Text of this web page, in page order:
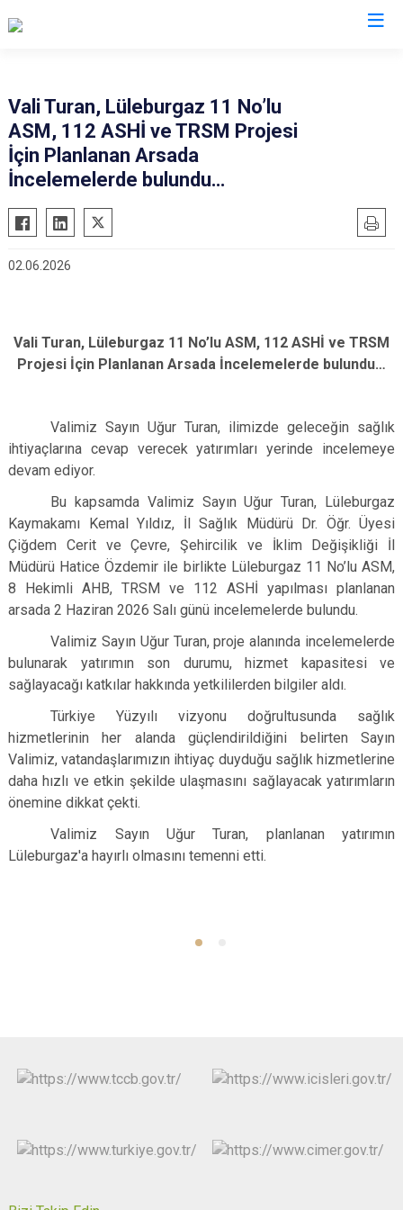
Vali Turan, Lüleburgaz 11 No’lu
ASM, 112 ASHİ ve TRSM Projesi
İçin Planlanan Arsada
İncelemelerde bulundu…
02.06.2026
Vali Turan, Lüleburgaz 11 No’lu ASM, 112 ASHİ ve TRSM
Projesi İçin Planlanan Arsada İncelemelerde bulundu…
Valimiz Sayın Uğur Turan, ilimizde geleceğin sağlık
ihtiyaçlarına cevap verecek yatırımları yerinde incelemeye
devam ediyor.
Bu kapsamda Valimiz Sayın Uğur Turan, Lüleburgaz
Kaymakamı Kemal Yıldız, İl Sağlık Müdürü Dr. Öğr. Üyesi
Çiğdem Cerit ve Çevre, Şehircilik ve İklim Değişikliği İl
Müdürü Hatice Özdemir ile birlikte Lüleburgaz 11 No’lu ASM,
8 Hekimli AHB, TRSM ve 112 ASHİ yapılması planlanan
arsada 2 Haziran 2026 Salı günü incelemelerde bulundu.
Valimiz Sayın Uğur Turan, proje alanında incelemelerde
bulunarak yatırımın son durumu, hizmet kapasitesi ve
sağlayacağı katkılar hakkında yetkililerden bilgiler aldı.
Türkiye Yüzyılı vizyonu doğrultusunda sağlık
hizmetlerinin her alanda güçlendirildiğini belirten Sayın
Valimiz, vatandaşlarımızın ihtiyaç duyduğu sağlık hizmetlerine
daha hızlı ve etkin şekilde ulaşmasını sağlayacak yatırımların
önemine dikkat çekti.
Valimiz Sayın Uğur Turan, planlanan yatırımın
Lüleburgaz'a hayırlı olmasını temenni etti.